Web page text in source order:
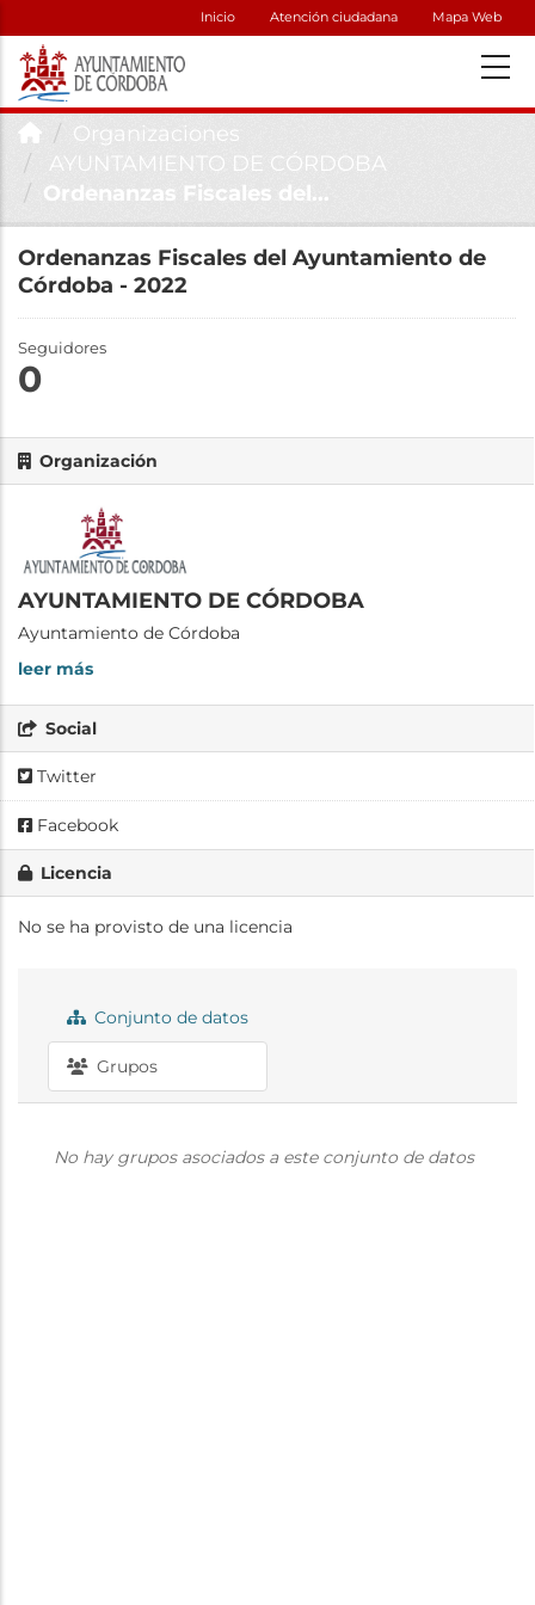
Inicio Atención ciudadana Mapa Web
Organizaciones
AYUNTAMIENTO DE CÓRDOBA
Ordenanzas Fiscales del...
Ordenanzas Fiscales del Ayuntamiento de
Córdoba - 2022
Seguidores
0
Organización
AYUNTAMIENTO DE CÓRDOBA
Ayuntamiento de Córdoba
leer más
Social
Twitter
Facebook
Licencia
No se ha provisto de una licencia
Conjunto de datos
Grupos
No hay grupos asociados a este conjunto de datos